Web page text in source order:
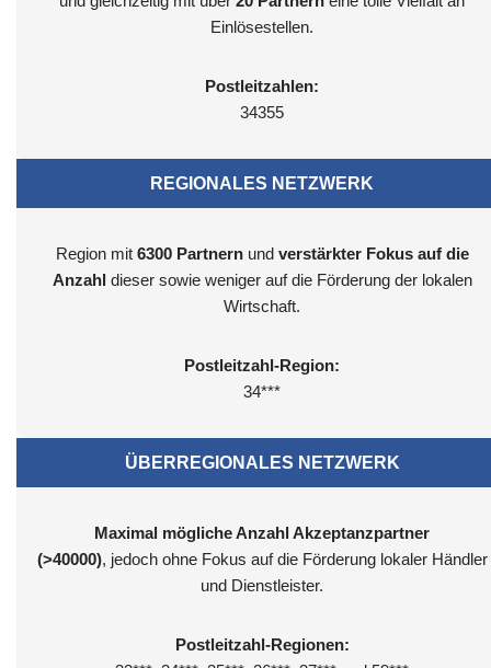
Einlösestellen.
Postleitzahlen:
34355
REGIONALES NETZWERK
Region mit 6300 Partnernund verstärkter Fokus auf die
Anzahl dieser sowie weniger auf die Förderung der lokalen
Wirtschaft.
Postleitzahl-Region:
34***
ÜBERREGIONALES NETZWERK
Maximal mögliche Anzahl Akzeptanzpartner
(>40000), jedoch ohne Fokus auf die Förderung lokaler Händler
und Dienstleister.
Postleitzahl-Regionen: